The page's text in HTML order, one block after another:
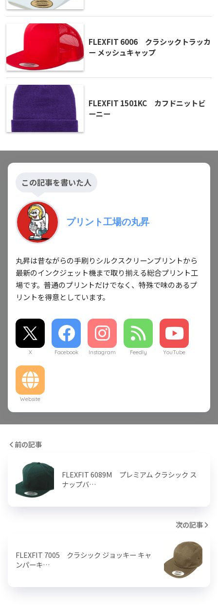
FLEXFIT 6006 クラシックトラッカ
ー メッシュキャップ
FLEXFIT 1501KC カフドニットビ
ーニー
この記事を書いた人
プリント工場の丸昇
丸昇は昔ながらの手刷りシルクスクリーンプリントから
最新のインクジェット機まで取り揃える総合プリント工
場です。普通のプリントだけでなく、特殊で味のあるプ
リントを得意としています。
X Facebook Instagram Feedly YouTube
Website
前の記事
FLEXFIT 6089M プレミアム クラシック ス
ナップバ…
次の記事
FLEXFIT 7005 クラシック ジョッキー キャ
ンパーキ…